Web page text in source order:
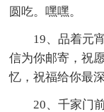
圆吃。嘿嘿。
19、品着元
信为你邮寄，祝
忆，祝福给你最
20、千家门